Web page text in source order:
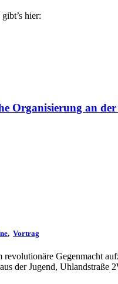
hier:
Organisierung an der
, Vortrag
Gegenmacht
der Jugend, Uhlandstraße